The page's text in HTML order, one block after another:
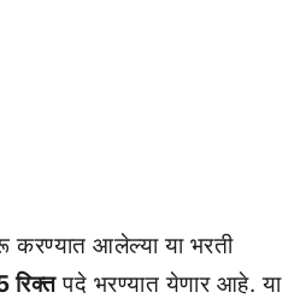
करण्यात आलेल्या या भरती
रिक्तपदे भरण्यात येणार आहे. या